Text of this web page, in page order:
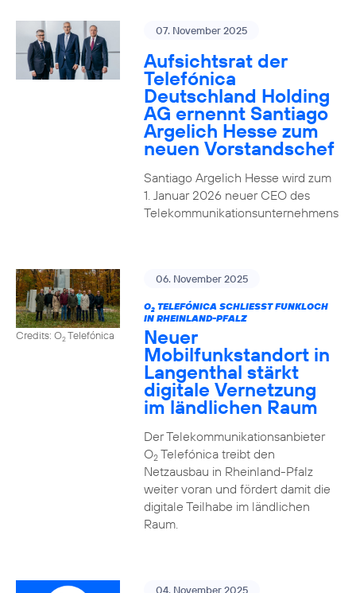
07. November 2025
Aufsichtsrat der
Telefónica
Deutschland Holding
AG ernennt Santiago
Argelich Hesse zum
neuen Vorstandschef
Santiago Argelich Hesse wird zum
1. Januar 2026 neuer CEO des
Telekommunikationsunternehmens
Credits: O2Telefónica
06. November 2025
O2TELEFÓNICA SCHLIESST FUNKLOCH I
N RHEINLAND-PFALZ
Neuer
Mobilfunkstandort in
Langenthal stärkt
digitale Vernetzung
im ländlichen Raum
Der Telekommunikationsanbieter
O2Telefónica treibt den
Netzausbau in Rheinland-Pfalz
weiter voran und fördert damit die
digitale Teilhabe im ländlichen
Raum.
04. November 2025